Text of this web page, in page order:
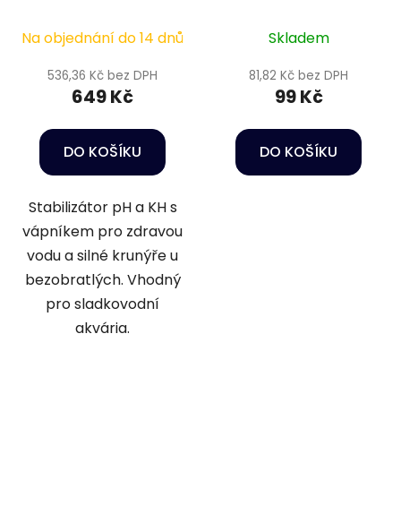
g
Na objednání do 14 dnů
536,36 Kč bez DPH
649 Kč
DO KOŠÍKU
Stabilizátor pH a KH s
vápníkem pro zdravou
vodu a silné krunýře u
bezobratlých. Vhodný
pro sladkovodní
akvária.
Skladem
81,82 Kč bez DPH
99 Kč
DO KOŠÍKU